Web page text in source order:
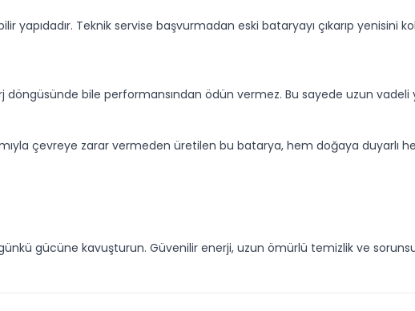
yapıdadır. Teknik servise başvurmadan eski bataryayı çıkarıp yenisini
döngüsünde bile performansından ödün vermez. Bu sayede uzun vadeli
çevreye zarar vermeden üretilen bu batarya, hem doğaya duyarlı
gücüne kavuşturun. Güvenilir enerji, uzun ömürlü temizlik ve